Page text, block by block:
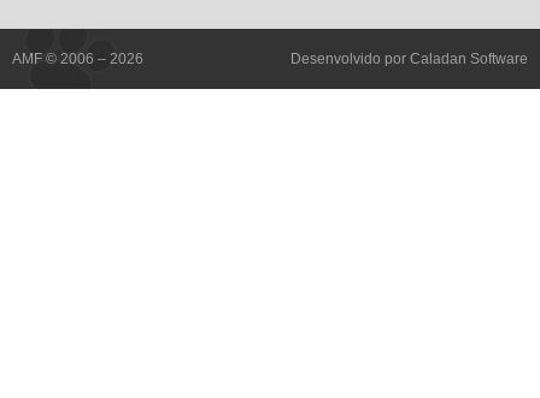
AMF © 2006 – 2026 Desenvolvido por Caladan Software